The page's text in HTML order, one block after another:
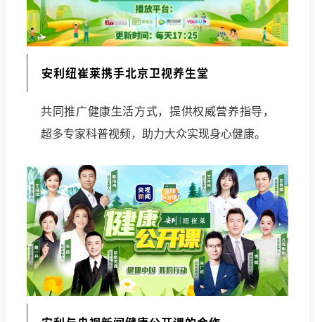
安利纽崔莱携手北京卫视养生堂
共同推广健康生活方式，提供权威营养指导，
超多专家科普视频，助力大众实现身心健康。